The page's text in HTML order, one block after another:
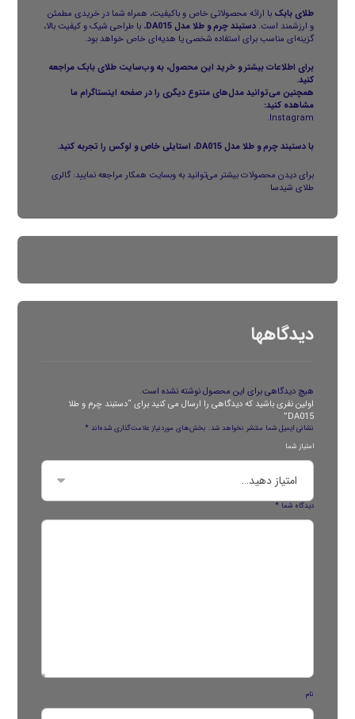
طلای بابک با ارائه محصولاتی خاص و باکیفیت، همراه شما در خریدی مطمئن
و ارزشمند است.دستبند چرم و طلا مدل DA015
، با طراحی شیک و کیفیت بالا،
گزینه‌ای مناسب برای استفاده شخصی یا هدیه‌ای خاص خواهد بود.
برای اطلاعات بیشتر و خرید این محصول، به وب‌سایتطلای بابک مراجعه
کنید.
همچنین می‌توانید مدل‌های متنوع دیگری را در صفحه اینستاگرام ما
مشاهده کنید:
Instagram
.
با دستبند چرم و طلا مدل DA015، استایلی خاص و لوکس را تجربه کنید.
برای دیدن محصولات بیشتر می‌توانید به وبسایت همکار مراجعه نمایید:گالری
طلای شیدسا
دیدگاهها
هیچ دیدگاهی برای این محصول نوشته نشده است.
اولین نفری باشید که دیدگاهی را ارسال می کنید برای “دستبند چرم و طلا
DA015”
نشانی ایمیل شما منتشر نخواهد شد. بخش‌های موردنیاز علامت‌گذاری شده‌اند*
امتیاز شما
دیدگاه شما*
نام